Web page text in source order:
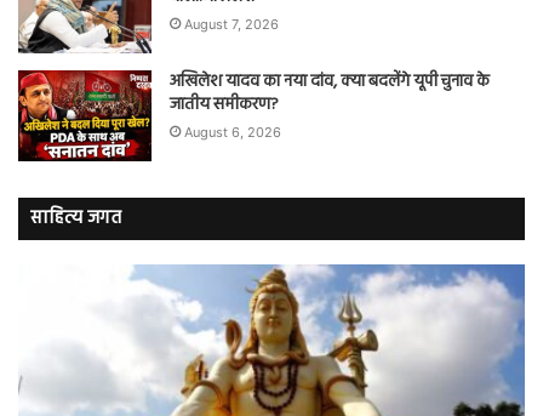
August 7, 2026
अखिलेश यादव का नया दांव, क्या बदलेंगे यूपी चुनाव के
जातीय समीकरण?
August 6, 2026
साहित्य जगत